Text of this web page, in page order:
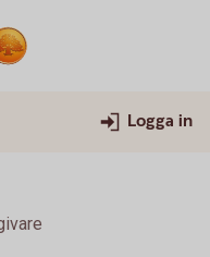
Logga in